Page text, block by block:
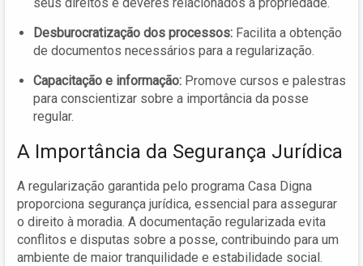
Desburocratização dos processos: Facilita a obtenção
de documentos necessários para a regularização.
Capacitação e informação: Promove cursos e palestras
para conscientizar sobre a importância da posse
regular.
A Importância da Segurança Jurídica
A regularização garantida pelo programa Casa Digna
proporciona segurança jurídica, essencial para assegurar
o direito à moradia. A documentação regularizada evita
conflitos e disputas sobre a posse, contribuindo para um
ambiente de maior tranquilidade e estabilidade social.